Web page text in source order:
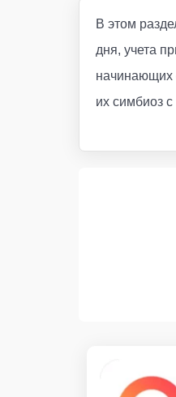
В этом
дня, учета
начинающих
их симбиоз